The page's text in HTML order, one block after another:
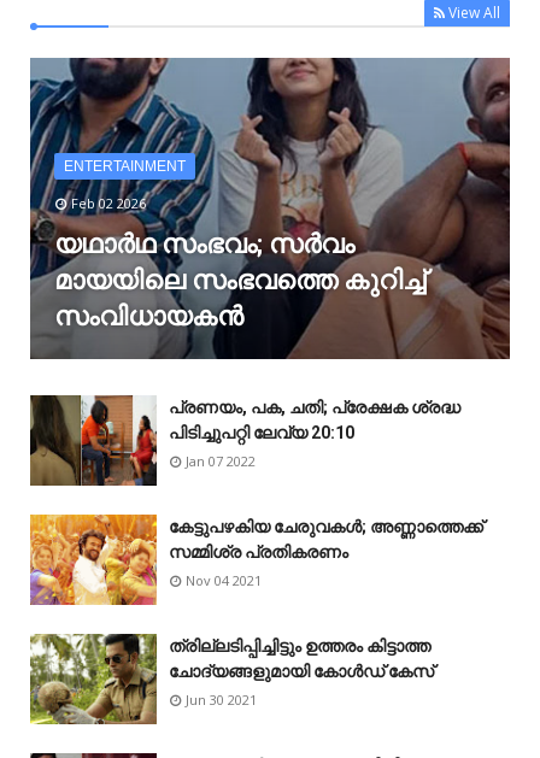
View All
ENTERTAINMENT
Feb 02 2026
യഥാർഥ സംഭവം; സർവം
മായയിലെ സംഭവത്തെ കുറിച്ച്
സംവിധായകൻ
പ്രണയം, പക, ചതി; പ്രേക്ഷക ശ്രദ്ധ
പിടിച്ചുപറ്റി ലേവ്യ 20:10
Jan 07 2022
കേട്ടുപഴകിയ ചേരുവകൾ; അണ്ണാത്തെക്ക്
സമ്മിശ്ര പ്രതികരണം
Nov 04 2021
ത്രില്ലടിപ്പിച്ചിട്ടും ഉത്തരം കിട്ടാത്ത
ചോദ്യങ്ങളുമായി കോൾഡ് കേസ്
Jun 30 2021